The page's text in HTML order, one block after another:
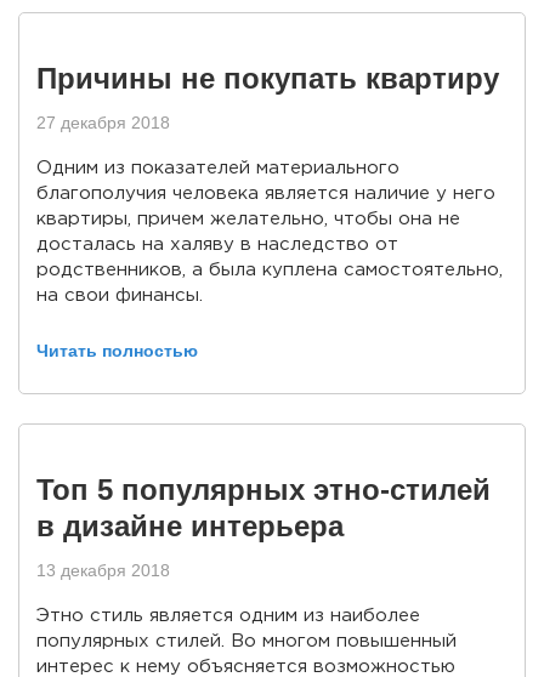
Причины не покупать квартиру
27 декабря 2018
Одним из показателей материального
благополучия человека является наличие у него
квартиры, причем желательно, чтобы она не
досталась на халяву в наследство от
родственников, а была куплена самостоятельно,
на свои финансы.
Читать полностью
Топ 5 популярных этно-стилей
в дизайне интерьера
13 декабря 2018
Этно стиль является одним из наиболее
популярных стилей. Во многом повышенный
интерес к нему объясняется возможностью